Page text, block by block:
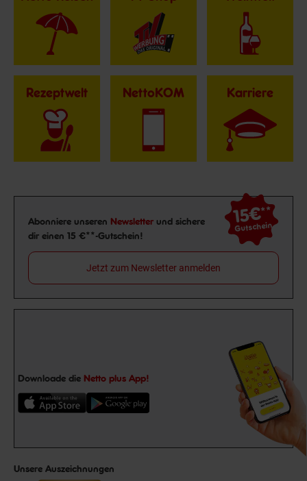
Rezeptwelt NettoKOM Karriere
Newsletter Anmeldung
Abonniere unseren Newsletter und sichere
dir einen 15 €**-Gutschein!
15€**
Gutschein
Jetzt zum Newsletter anmelden
Downloade die Netto plus App!
Unsere Auszeichnungen